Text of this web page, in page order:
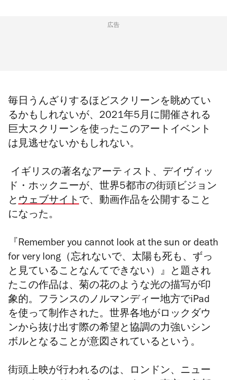
広告
毎日うんざりするほどスクリーンを眺めてい
るかもしれないが、2021年5月に開催される
巨大スクリーンを使ったこのアートイベント
は見逃せないかもしれない。
イギリスの著名なアーティスト、デイヴィッ
ド・ホックニーが、世界5都市の街頭ビジョン
と ウェブサイト で、動画作品を公開すること
になった。
『Remember you cannot look at the sun or death
for very long（忘れないで、太陽も死も、ずっ
と見ていることなんてできない）』と題され
たこの作品は、菊の花のような光の描写が印
象的。フランスのノルマンディー地方でiPad
を使って制作された。世界各地がロックダウ
ンから抜け出す際の希望と協調の力強いシン
ボルとなることが意図されているという。
街頭上映が行われるのは、ロンドン、ニュー